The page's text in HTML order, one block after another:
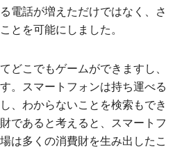
電話が増えただけではなく、さ
とを可能にしました。
どこでもゲームができますし、
。スマートフォンは持ち運べる
、わからないことを検索もでき
であると考えると、スマートフ
は多くの消費財を生み出したこ